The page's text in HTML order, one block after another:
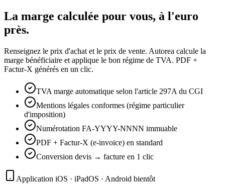
La marge calculée pour vous, à l'euro
près.
Renseignez le prix d'achat et le prix de vente. Autorea calcule la
marge bénéficiaire et applique le bon régime de TVA. PDF +
Factur-X générés en un clic.
TVA marge automatique selon l'article 297A du CGI
Mentions légales conformes (régime particulier
d'imposition)
Numérotation FA-YYYY-NNNN immuable
PDF + Factur-X (e-invoice) en standard
Conversion devis → facture en 1 clic
Application iOS · iPadOS · Android bientôt